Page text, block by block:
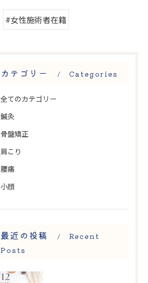
#女性施術者在籍
カテゴリー Categories
全てのカテゴリー
鍼灸
骨盤矯正
肩こり
腰痛
小顔
最近の投稿
Recent
Posts